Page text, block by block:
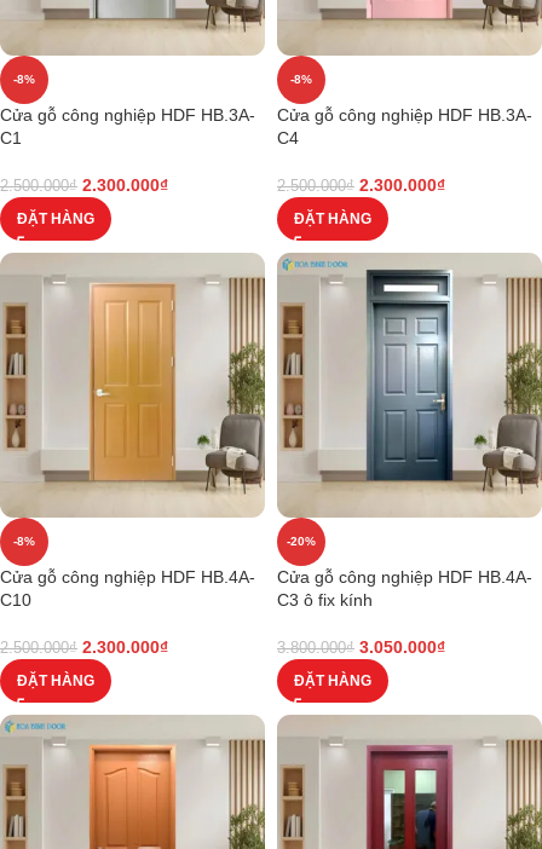
-8%
Cửa gỗ công nghiệp HDF HB.3A-
C1
2.500.000₫ 2.300.000₫
ĐẶT HÀNG
-8%
Cửa gỗ công nghiệp HDF HB.3A-
C4
2.500.000₫ 2.300.000₫
ĐẶT HÀNG
-8%
Cửa gỗ công nghiệp HDF HB.4A-
C10
2.500.000₫ 2.300.000₫
ĐẶT HÀNG
-20%
Cửa gỗ công nghiệp HDF HB.4A-
C3 ô fix kính
3.800.000₫ 3.050.000₫
ĐẶT HÀNG